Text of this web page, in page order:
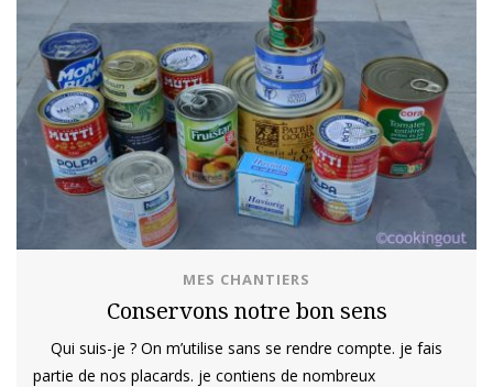
MES CHANTIERS
Conservons notre bon sens
Qui suis-je ? On m’utilise sans se rendre compte. je fais
partie de nos placards. je contiens de nombreux